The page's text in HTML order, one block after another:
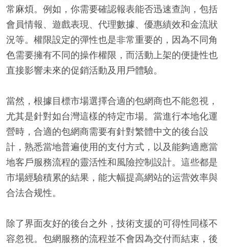
常麻煩。例如，你需要確認報表能否迅速查詢，包括
會員情報、遊戲表現、代理數據、優惠績效和金流狀
況等。權限設定的彈性也是非常重要的，因為不同角
色需要擁有不同的操作權限，而活動上架的便捷性也
直接影響未來的促銷活動及用戶體驗。
當然，根據目標市場選擇合適的包網商也不能忽視，
尤其是針對如台灣這樣的特定市場。當進行本地化運
營時，合適的包網商需要有針對繁體中文的後台設
計，熟悉當地普遍使用的支付方式，以及能夠適應當
地客戶服務流程的靈活性和風險控制設計。這些都是
市場經驗積累的結果，能大幅提高網站的运营效率與
合法合规性。
除了界面友好的後台之外，技術支援的可得性同樣不
容忽視。包網服務的流程並不會因為交付而結束，後